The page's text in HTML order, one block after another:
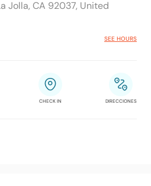
Jolla, CA 92037, United
SEE HOURS
CHECK IN DIRECCIONES